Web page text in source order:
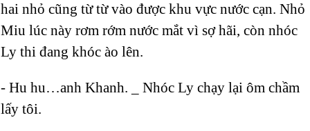
hai nhỏ cũng từ từ vào được khu vực nước cạn. Nhỏ
Miu lúc này rơm rớm nước mắt vì sợ hãi, còn nhóc
Ly thi đang khóc ào lên.
- Hu hu…anh Khanh. _ Nhóc Ly chạy lại ôm chầm
lấy tôi.